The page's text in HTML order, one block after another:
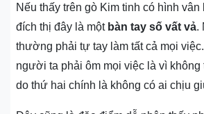
Nếu thấy trên gò Kim tinh có hình
đích thị đây là một bàn tay số vất vả.
thường phải tự tay làm tất cả mọi
người ta phải ôm mọi việc là vì
do thứ hai chính là không có ai chịu